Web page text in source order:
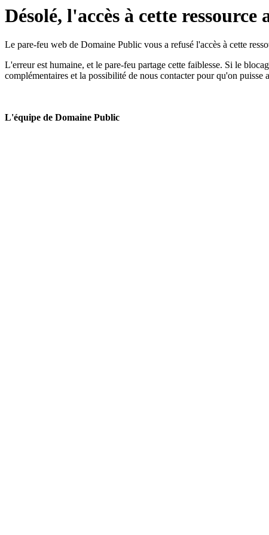
Désolé, l'accès à cette ressource
Le pare-feu web de Domaine Public vous a refusé l'accès à cette
L'erreur est humaine, et le pare-feu partage cette faiblesse. Si le
complémentaires et la possibilité de nous contacter pour qu'on puisse
L'équipe de Domaine Public